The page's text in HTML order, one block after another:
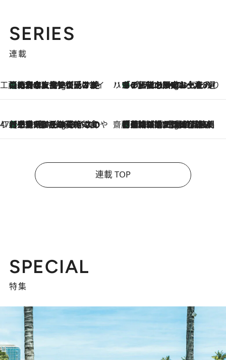
SERIES
連載
工藤まやのおもてなしハワイ
10 Hours Ago
【ハワイ土産】ローカルの絶大な支持で復活！ 絶品の幻クッキー《元ファンの日本人女性が受け継いだ名店》 ハワイ賢者 リサのお気に入りリスト10 Hours Ago
あの伝説の限定トートも！ リニューアルした「ディーン＆デルーカ ハワイ」で必須のお土産8選
47都道府県の手みやげ ひんやりスイーツで夏を満喫
10 Hours Ago
【三重県】この夏絶対食べたい 冷やしておいしいおやつ3選 お餅×アイスの新感覚スイーツ 齋藤 薫 美容脳ルネサンス
10 Hours Ago
「荷物が増えるほど旅ストレスは増す」美容ジャーナリストがたどり着いた最終結論。“化粧品を劇的に減らす”感動の凝縮美容とは
連載 TOP
SPECIAL
特集